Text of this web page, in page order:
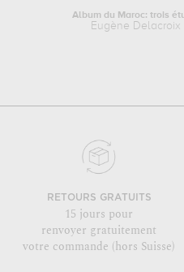
Eugène Delacroix
RETOURS GRATUITS
15 jours pour
renvoyer gratuitement
votre commande (hors Suisse)